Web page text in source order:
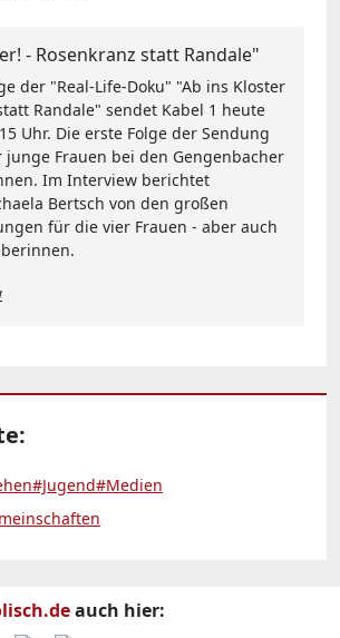
- Rosenkranz statt Randale"
der "Real-Life-Doku" "Ab ins Kloster
Randale" sendet Kabel 1 heute
Uhr. Die erste Folge der Sendung
junge Frauen bei den Gengenbacher
Im Interview berichtet
Bertsch von den großen
für die vier Frauen - aber auch
#Jugend#Medien
auch hier: